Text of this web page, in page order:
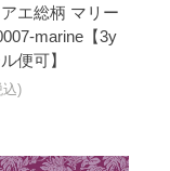
エ総柄 マリー
marine【3y
便可】
込)